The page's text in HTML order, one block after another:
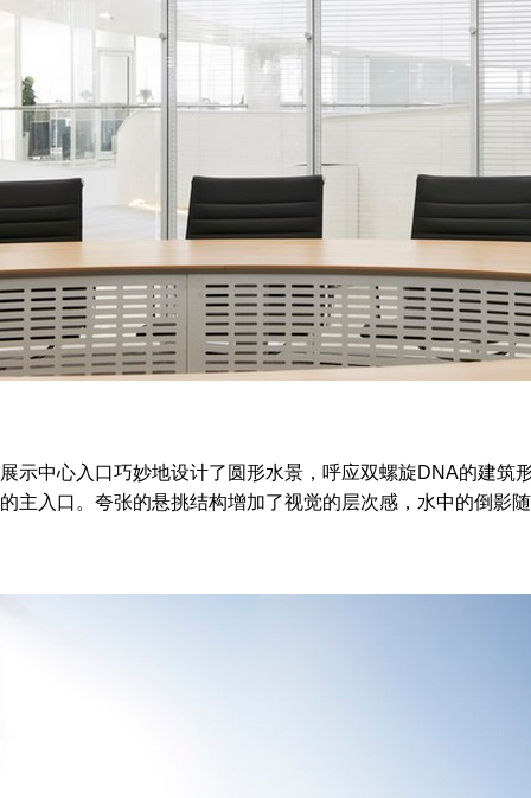
展示中心入口巧妙地设计了圆形水景，呼应双螺旋DNA的建筑
的主入口。夸张的悬挑结构增加了视觉的层次感，水中的倒影